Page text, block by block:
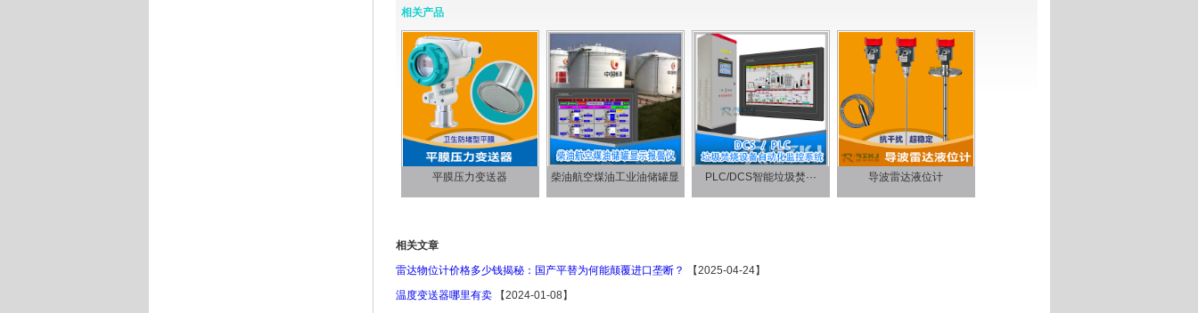
相关产品
平膜压力变送器
柴油航空煤油工业油储罐显
···
PLC/DCS智能垃圾焚··· 导波雷达液位计
相关文章
雷达物位计价格多少钱揭秘：国产平替为何能颠覆进口垄断？
【2025-04-24】
温度变送器哪里有卖【2024-01-08】